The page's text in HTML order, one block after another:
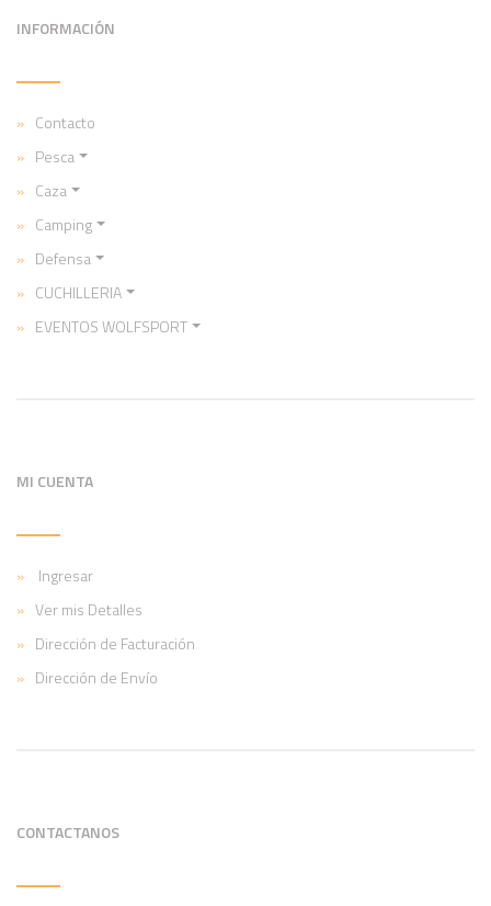
INFORMACIÓN
Contacto
Pesca
Caza
Camping
Defensa
CUCHILLERIA
EVENTOS WOLFSPORT
MI CUENTA
Ingresar
Ver mis Detalles
Dirección de Facturación
Dirección de Envío
CONTACTANOS